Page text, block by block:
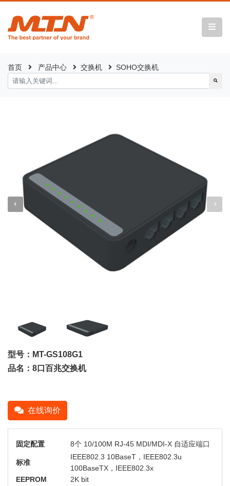
首页 产品中心 交换机 SOHO交换机
型号：MT-GS108G1
品名：8口百兆交换机
在线询价
固定配置 8个 10/100M RJ-45 MDI/MDI-X 自适应端口
标准
IEEE802.3 10BaseT，IEEE802.3u
100BaseTX，IEEE802.3x
EEPROM
2K bit